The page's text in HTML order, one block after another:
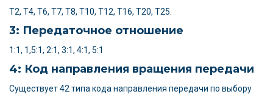
T2, T4, T6, T7, T8, T10, T12, T16, T20, T25.
3: Передаточное отношение
1:1, 1,5:1, 2:1, 3:1, 4:1, 5:1
4: Код направления вращения передачи
Существует 42 типа кода направления передачи по выбору